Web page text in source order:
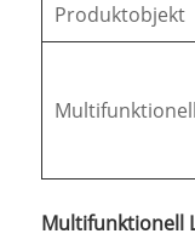
Produktobjekt
Multifunktionell